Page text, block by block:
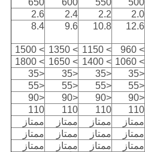
500
550
600
650
2.0
2.2
2.4
2.6
12.6
10.8
9.6
8.4
> 960
> 1150
> 1350
> 1500
> 1060
> 1400
> 1650
> 1800
<35
<35
<35
<35
<55
<55
<55
<55
<90
<90
<90
<90
110
110
110
110
ممتاز ممتاز ممتاز
ممتاز
ممتاز ممتاز ممتاز
ممتاز
ممتاز ممتاز ممتاز
ممتاز